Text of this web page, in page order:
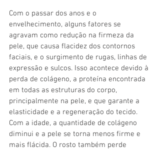
Com o passar dos anos e o
envelhecimento, alguns fatores se
agravam como redução na firmeza da
pele, que causa flacidez dos contornos
faciais, e o surgimento de rugas, linhas de
expressão e sulcos. Isso acontece devido à
perda de colágeno, a proteína encontrada
em todas as estruturas do corpo,
principalmente na pele, e que garante a
elasticidade e a regeneração do tecido.
Com a idade, a quantidade de colágeno
diminui e a pele se torna menos firme e
mais flácida. O rosto também perde